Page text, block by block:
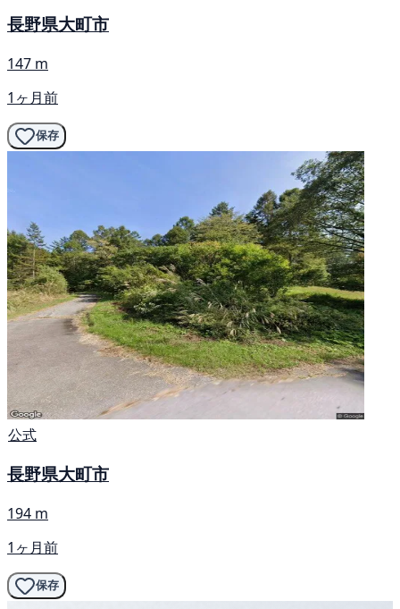
長野県大町市
147 m
1ヶ月前
保存
公式
長野県大町市
194 m
1ヶ月前
保存